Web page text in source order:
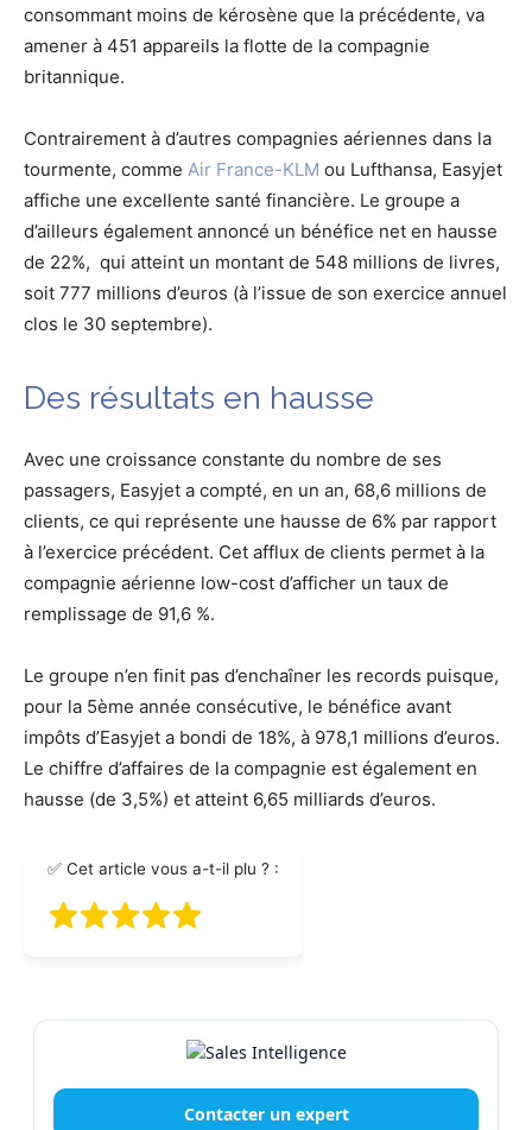
consommant moins de kérosène que la précédente, va
amener à 451 appareils la flotte de la compagnie
britannique.
Contrairement à d’autres compagnies aériennes dans la
tourmente, comme Air France-KLM ou Lufthansa, Easyjet
affiche une excellente santé financière. Le groupe a
d’ailleurs également annoncé un bénéfice net en hausse
de 22%, qui atteint un montant de 548 millions de livres,
soit 777 millions d’euros (à l’issue de son exercice annuel
clos le 30 septembre).
Des résultats en hausse
Avec une croissance constante du nombre de ses
passagers, Easyjet a compté, en un an, 68,6 millions de
clients, ce qui représente une hausse de 6% par rapport
à l’exercice précédent. Cet afflux de clients permet à la
compagnie aérienne low-cost d’afficher un taux de
remplissage de 91,6 %.
Le groupe n’en finit pas d’enchaîner les records puisque,
pour la 5ème année consécutive, le bénéfice avant
impôts d’Easyjet a bondi de 18%, à 978,1 millions d’euros.
Le chiffre d’affaires de la compagnie est également en
hausse (de 3,5%) et atteint 6,65 milliards d’euros.
✅ Cet article vous a-t-il plu ? :
Contacter un expert